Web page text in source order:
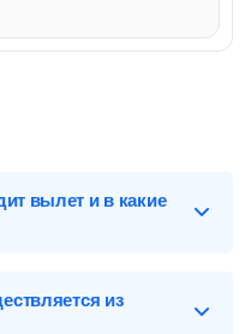
вылет и в какие
из